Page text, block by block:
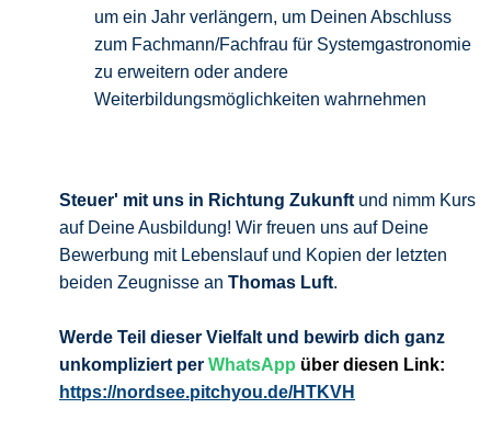
um ein Jahr verlängern, um Deinen Abschluss
zum Fachmann/Fachfrau für Systemgastronomie
zu erweitern oder andere
Weiterbildungsmöglichkeiten wahrnehmen
Steuer' mit uns in Richtung Zukunft und nimm Kurs
auf Deine Ausbildung! Wir freuen uns auf Deine
Bewerbung mit Lebenslauf und Kopien der letzten
beiden Zeugnisse an Thomas Luft.
Werde Teil dieser Vielfalt und bewirb dich ganz
unkompliziert per WhatsApp über diesen Link:
https://nordsee.pitchyou.de/HTKVH